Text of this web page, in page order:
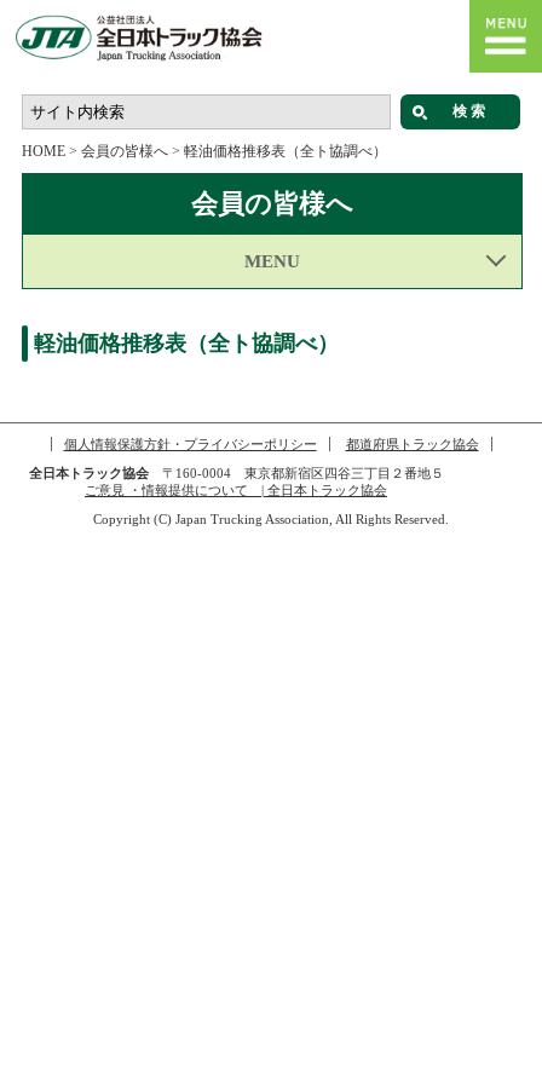
HOME> 会員の皆様へ> 軽油価格推移表（全ト協調べ）
会員の皆様へ
MENU
軽油価格推移表（全ト協調べ）
個人情報保護方針・プライバシーポリシー
都道府県トラック協会
全日本トラック協会〒160-0004 東京都新宿区四谷三丁目２番地５
ご意見 ・情報提供について | 全日本トラック協会
Copyright (C) Japan Trucking Association, All Rights Reserved.